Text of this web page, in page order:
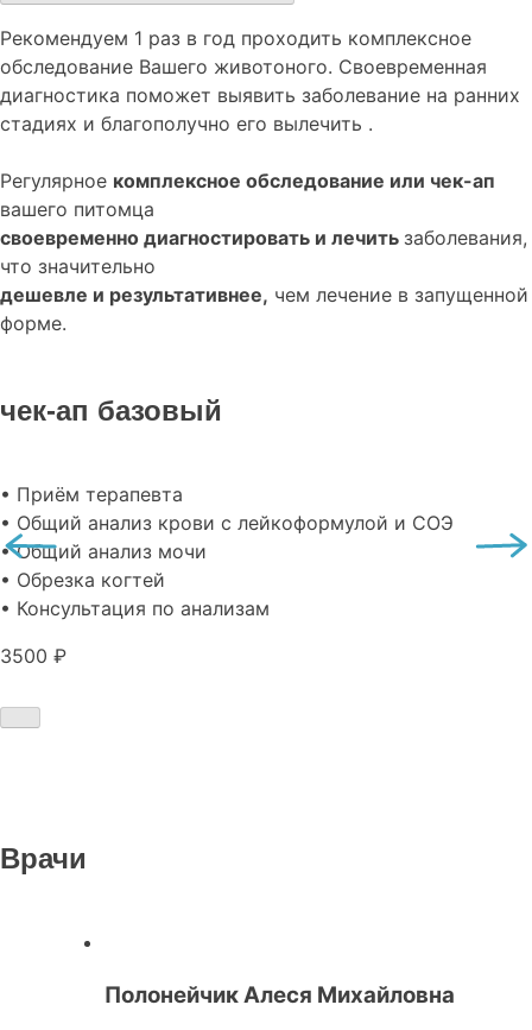
Рекомендуем 1 раз в год проходить комплексное
обследование Вашего животоного. Своевременная
диагностика поможет выявить заболевание на ранних
стадиях и благополучно его вылечить .
Регулярное комплексное обследование или чек-ап
вашего питомца
своевременно диагностировать и лечить заболевания,
что значительно
дешевле и результативнее, чем лечение в запущенной
форме.
чек-ап базовый
• Приём терапевта
• Общий анализ крови с лейкоформулой и СОЭ
• Общий анализ мочи
• Обрезка когтей
• Консультация по анализам
3500 ₽
Врачи
Полонейчик Алеся Михайловна